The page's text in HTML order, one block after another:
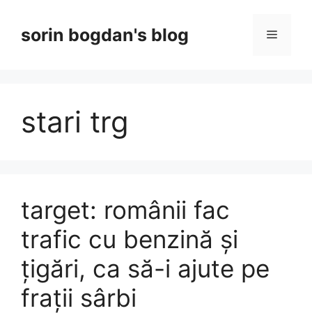
contentsorin bogdan's blog Menu
stari trg
target: românii fac
trafic cu benzină și
țigări, ca să-i ajute pe
frații sârbi